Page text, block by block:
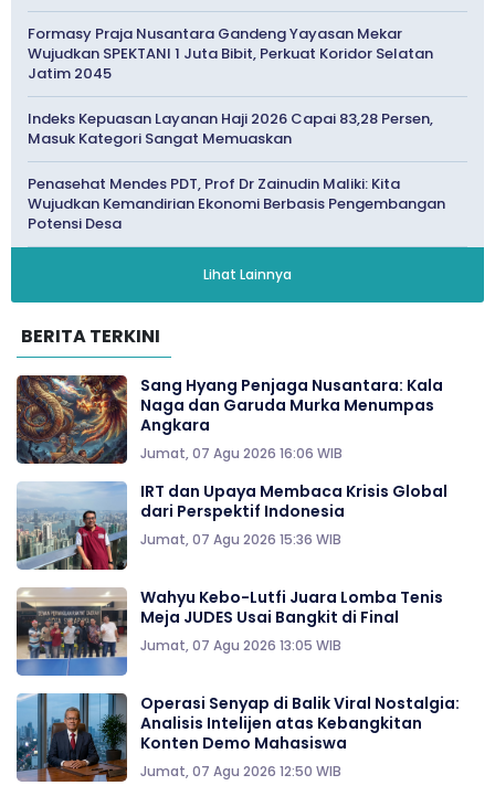
Formasy Praja Nusantara Gandeng Yayasan Mekar
Wujudkan SPEKTANI 1 Juta Bibit, Perkuat Koridor Selatan
Jatim 2045
Indeks Kepuasan Layanan Haji 2026 Capai 83,28 Persen,
Masuk Kategori Sangat Memuaskan
Penasehat Mendes PDT, Prof Dr Zainudin Maliki: Kita
Wujudkan Kemandirian Ekonomi Berbasis Pengembangan
Potensi Desa
Lihat Lainnya
BERITA TERKINI
Sang Hyang Penjaga Nusantara: Kala
Naga dan Garuda Murka Menumpas
Angkara
Jumat, 07 Agu 2026 16:06 WIB
IRT dan Upaya Membaca Krisis Global
dari Perspektif Indonesia
Jumat, 07 Agu 2026 15:36 WIB
Wahyu Kebo-Lutfi Juara Lomba Tenis
Meja JUDES Usai Bangkit di Final
Jumat, 07 Agu 2026 13:05 WIB
Operasi Senyap di Balik Viral Nostalgia:
Analisis Intelijen atas Kebangkitan
Konten Demo Mahasiswa
Jumat, 07 Agu 2026 12:50 WIB